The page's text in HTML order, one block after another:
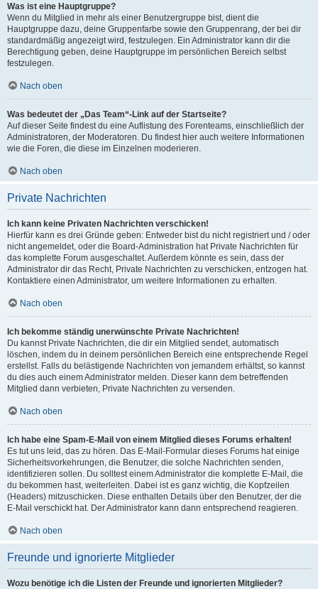
Was ist eine Hauptgruppe?
Wenn du Mitglied in mehr als einer Benutzergruppe bist, dient die
Hauptgruppe dazu, deine Gruppenfarbe sowie den Gruppenrang, der bei dir
standardmäßig angezeigt wird, festzulegen. Ein Administrator kann dir die
Berechtigung geben, deine Hauptgruppe im persönlichen Bereich selbst
festzulegen.
Nach oben
Was bedeutet der „Das Team“-Link auf der Startseite?
Auf dieser Seite findest du eine Auflistung des Forenteams, einschließlich der
Administratoren, der Moderatoren. Du findest hier auch weitere Informationen
wie die Foren, die diese im Einzelnen moderieren.
Nach oben
Private Nachrichten
Ich kann keine Privaten Nachrichten verschicken!
Hierfür kann es drei Gründe geben: Entweder bist du nicht registriert und / oder
nicht angemeldet, oder die Board-Administration hat Private Nachrichten für
das komplette Forum ausgeschaltet. Außerdem könnte es sein, dass der
Administrator dir das Recht, Private Nachrichten zu verschicken, entzogen hat.
Kontaktiere einen Administrator, um weitere Informationen zu erhalten.
Nach oben
Ich bekomme ständig unerwünschte Private Nachrichten!
Du kannst Private Nachrichten, die dir ein Mitglied sendet, automatisch
löschen, indem du in deinem persönlichen Bereich eine entsprechende Regel
erstellst. Falls du belästigende Nachrichten von jemandem erhältst, so kannst
du dies auch einem Administrator melden. Dieser kann dem betreffenden
Mitglied dann verbieten, Private Nachrichten zu versenden.
Nach oben
Ich habe eine Spam-E-Mail von einem Mitglied dieses Forums erhalten!
Es tut uns leid, das zu hören. Das E-Mail-Formular dieses Forums hat einige
Sicherheitsvorkehrungen, die Benutzer, die solche Nachrichten senden,
identifizieren sollen. Du solltest einem Administrator die komplette E-Mail, die
du bekommen hast, weiterleiten. Dabei ist es ganz wichtig, die Kopfzeilen
(Headers) mitzuschicken. Diese enthalten Details über den Benutzer, der die
E-Mail verschickt hat. Der Administrator kann dann entsprechend reagieren.
Nach oben
Freunde und ignorierte Mitglieder
Wozu benötige ich die Listen der Freunde und ignorierten Mitglieder?